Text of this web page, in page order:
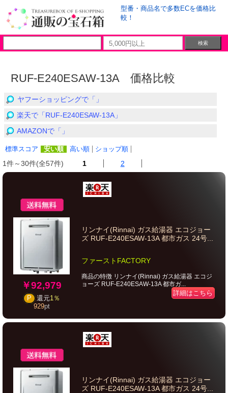
型番・商品名で多数ECを価格比
較！
RUF-E240ESAW-13A 価格比較
ヤフーショッピングで「」
楽天で「RUF-E240ESAW-13A」
AMAZONで「」
標準スコア 安い順 高い順 ショップ順
1件～30件(全57件) 1 2
￥92,979
P 還元1％
929pt
リンナイ(Rinnai) ガス給湯器 エコジョー
ズ RUF-E240ESAW-13A 都市ガス 24号...
ファーストFACTORY
商品の特徴 リンナイ(Rinnai) ガス給湯器 エコジ
ョーズ RUF-E240ESAW-13A 都市ガ...
詳細はこちら
リンナイ(Rinnai) ガス給湯器 エコジョー
ズ RUF-E240ESAW-13A 都市ガス 24号...